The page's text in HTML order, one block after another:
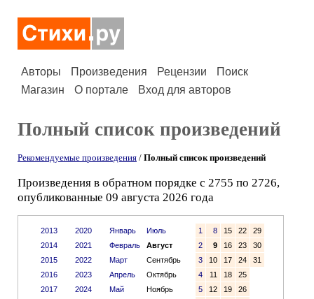
Авторы Произведения Рецензии
Поиск
Магазин
О портале Вход для авторов
Полный список произведений
Рекомендуемые произведения / Полный список произведений
Произведения в обратном порядке с 2755 по 2726,
опубликованные 09 августа 2026 года
2013
2014
2015
2016
2017
2020
2021
2022
2023
2024
Январь
Июль
Февраль
Август
Март
Сентябрь
Апрель
Октябрь
Май
Ноябрь
1 8 15 22
29
2
9 16 23
30
3
10 17 24
31
4
11 18
25
5
12 19
26